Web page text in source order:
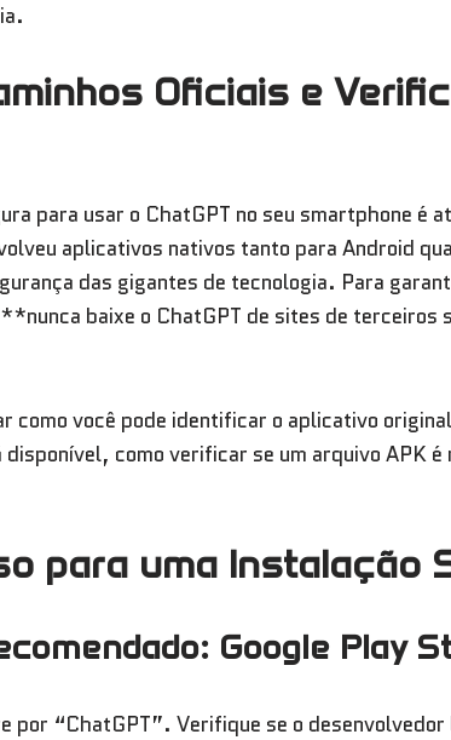
Oficiais e
para usar o ChatGPT no seu smartphone é
aplicativos nativos tanto para Android
das gigantes de tecnologia. Para
baixe o ChatGPT de sites de terceiros
como você pode identificar o aplicativo
como verificar se um arquivo APK
para uma Instalação
Google Play
por “ChatGPT”. Verifique se o desenvolvedor